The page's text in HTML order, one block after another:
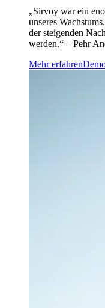
„Sirvoy war ein
unseres
der steigenden
werden.“ – Pehr
Mehr erfahren